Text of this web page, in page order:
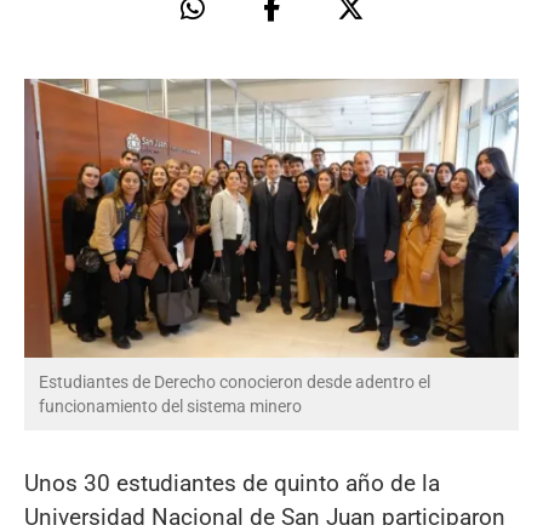
Estudiantes de Derecho conocieron desde adentro el
funcionamiento del sistema minero
Unos 30 estudiantes de quinto año de la
Universidad Nacional de San Juan participaron